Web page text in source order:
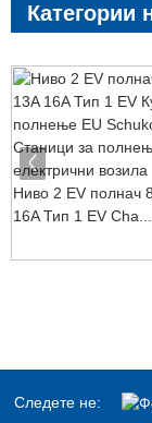
Категории
Ниво 2 EV полнач
16A Тип 1 EV Cha...
Следете не: